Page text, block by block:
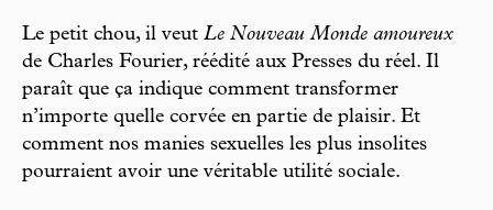
Le petit chou, il veut Le Nouveau Monde amoureux
de Charles Fourier, réédité aux Presses du réel. Il
paraît que ça indique comment transformer
n’importe quelle corvée en partie de plaisir. Et
comment nos manies sexuelles les plus insolites
pourraient avoir une véritable utilité sociale.